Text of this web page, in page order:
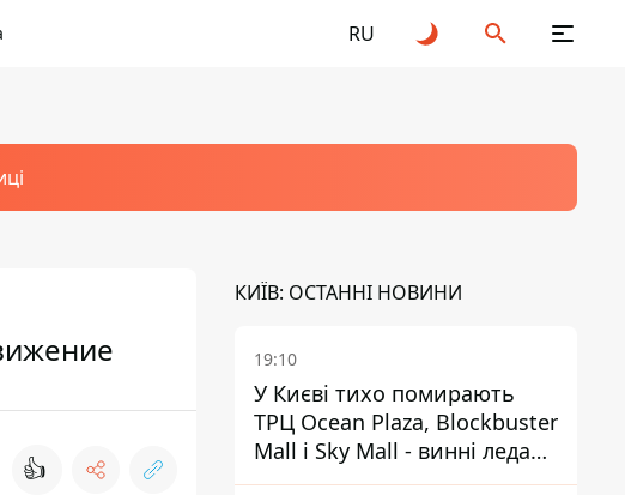
RU
👍
КИЇВ: ОСТАННІ НОВИНИ
19:10
У Києві тихо помирають
ТРЦ Ocean Plaza, Blockbuster
Mall і Sky Mall - винні ледачі
менеджери й канібалізм